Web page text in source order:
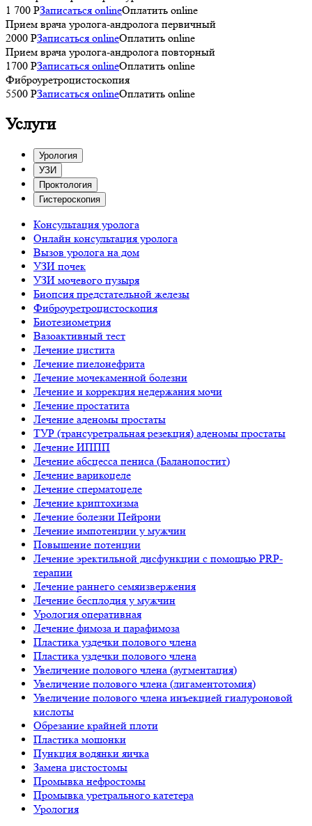
1 700 РЗаписаться onlineОплатить online
Прием врача уролога-андролога первичный
2000 PЗаписаться onlineОплатить online
Прием врача уролога-андролога повторный
1700 PЗаписаться onlineОплатить online
Фиброуретроцистоскопия
5500 PЗаписаться onlineОплатить online
Услуги
Урология
УЗИ
Проктология
Гистероскопия
Консультация уролога
Онлайн консультация уролога
Вызов уролога на дом
УЗИ почек
УЗИ мочевого пузыря
Биопсия предстательной железы
Фиброуретроцистоскопия
Биотезиометрия
Вазоактивный тест
Лечение цистита
Лечение пиелонефрита
Лечение мочекаменной болезни
Лечение и коррекция недержания мочи
Лечение простатита
Лечение аденомы простаты
ТУР (трансуретральная резекция) аденомы простаты
Лечение ИППП
Лечение абсцесса пениса (Баланопостит)
Лечение варикоцеле
Лечение сперматоцеле
Лечение криптохизма
Лечение болезни Пейрони
Лечение импотенции у мужчин
Повышение потенции
Лечение эректильной дисфункции с помощью PRP-
терапии
Лечение раннего семяизвержения
Лечение бесплодия у мужчин
Урология оперативная
Лечение фимоза и парафимоза
Пластика уздечки полового члена
Пластика уздечки полового члена
Увеличение полового члена (аугментация)
Увеличение полового члена (лигаментотомия)
Увеличение полового члена инъекцией гиалуроновой
кислоты
Обрезание крайней плоти
Пластика мошонки
Пункция водянки яичка
Замена цистостомы
Промывка нефростомы
Промывка уретрального катетера
Урология